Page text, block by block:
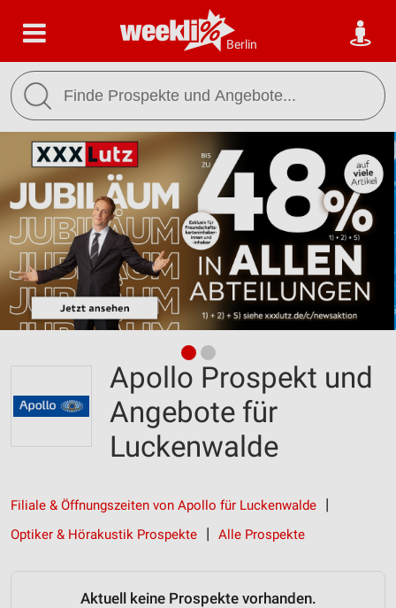
Berlin
Apollo Prospekt und
Angebote für
Luckenwalde
Filiale & Öffnungszeiten von Apollo für Luckenwalde
Optiker & Hörakustik Prospekte
Alle Prospekte
Aktuell keine Prospekte vorhanden.